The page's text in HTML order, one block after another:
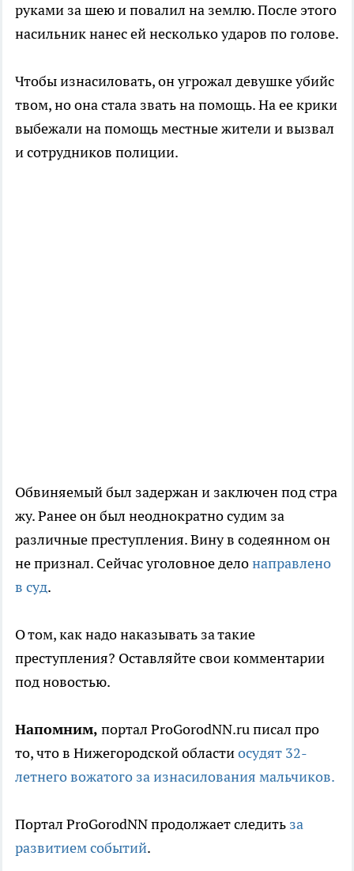
руками за шею и повалил на землю. После этого
насильник нанес ей несколько ударов по голове.
Чтобы изнасиловать, он угрожал девушке убийс
твом, но она стала звать на помощь. На ее крики
выбежали на помощь местные жители и вызвал
и сотрудников полиции.
Обвиняемый был задержан и заключен под стра
жу.Ранее он был неоднократно судим за
различные преступления. Вину в содеянном он
не признал. Сейчас уголовное делонаправлено
в суд.
О том, как надо наказывать за такие
преступления? Оставляйте свои комментарии
под новостью.
Напомним, портал ProGorodNN.ru писал про
то, что в Нижегородской областиосудят 32-
летнего вожатого за изнасилования мальчиков.
Портал ProGorodNN продолжает следить за
развитием событий.